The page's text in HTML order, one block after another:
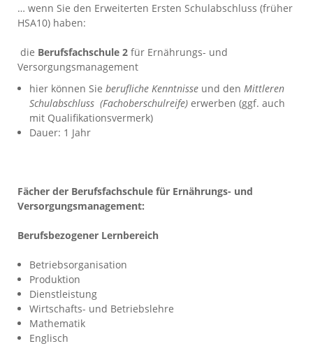
… wenn Sie den Erweiterten Ersten Schulabschluss (früher
HSA10) haben:
die Berufsfachschule 2für Ernährungs- und
Versorgungsmanagement
hier können Sieberufliche Kenntnisse und denMittleren
Schulabschluss (Fachoberschulreife) erwerben (ggf. auch
mit Qualifikationsvermerk)
Dauer: 1 Jahr
Fächer der Berufsfachschule für Ernährungs- und
Versorgungsmanagement:
Berufsbezogener Lernbereich
Betriebsorganisation
Produktion
Dienstleistung
Wirtschafts- und Betriebslehre
Mathematik
Englisch